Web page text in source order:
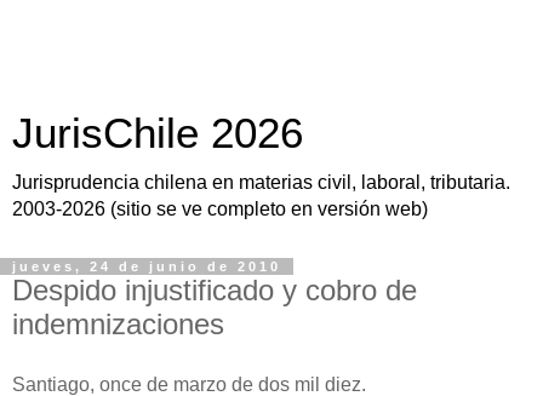
JurisChile 2026
Jurisprudencia chilena en materias civil, laboral, tributaria.
2003-2026 (sitio se ve completo en versión web)
jueves, 24 de junio de 2010
Despido injustificado y cobro de
indemnizaciones
Santiago, once de marzo de dos mil diez.